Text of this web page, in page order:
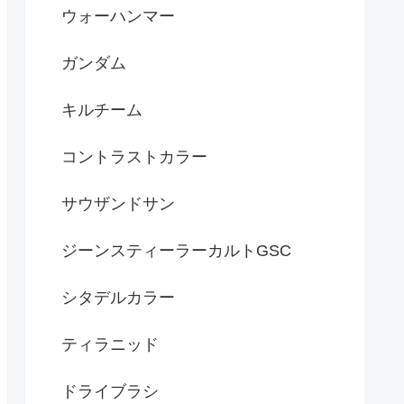
ウォーハンマー
ガンダム
キルチーム
コントラストカラー
サウザンドサン
ジーンスティーラーカルトGSC
シタデルカラー
ティラニッド
ドライブラシ